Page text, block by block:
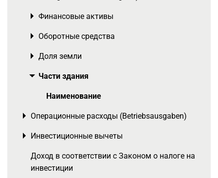
Финансовые активы
Toggle menu
Оборотные средства
Toggle menu
Доля земли
Toggle menu
Части здания
Toggle menu
Наименование
Операционные расходы (Betriebsausgaben)
Toggle menu
Инвестиционные вычеты
Toggle menu
Доход в соответствии с Законом о налоге на
инвестиции